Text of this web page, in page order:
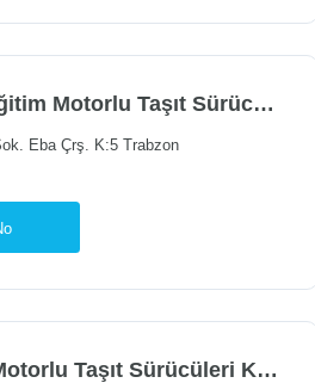
Özel Trabzon Eğitim Motorlu Taşıt Sürücüleri Kursu
Eba Çrş. K:5 Trabzon
Özel Sözdebir Motorlu Taşıt Sürücüleri Kursu